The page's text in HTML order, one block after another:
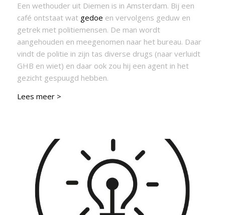
Een wethouder uit Diemen is in Amsterdam. Bij een
café ontstaat wat gedoe en vervolgens geduw en
getrek met politiemensen. De man wordt
aangehouden en meegenomen naar het bureau. Daar
vindt de politie in zijn tas diverse drugs (naar verluidt
GHB en wiet) en daar ook zou hij een agent in het
gezicht gespuugd hebben.
Lees meer >